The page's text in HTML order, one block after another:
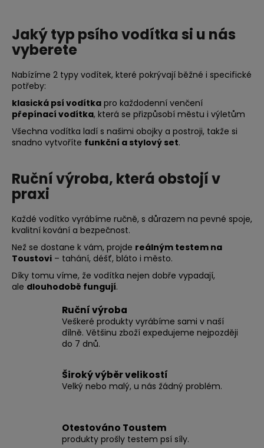
Jaký typ psího vodítka si u nás
vyberete
Nabízíme 2 typy vodítek, které pokrývají běžné i specifické
potřeby:
klasická psí vodítka pro každodenní venčení
přepínací vodítka, která se přizpůsobí městu i výletům
Všechna vodítka ladí s našimi obojky a postroji, takže si
snadno vytvoříte funkční a stylový set.
Ruční výroba, která obstojí v
praxi
Každé vodítko vyrábíme ručně, s důrazem na pevné spoje,
kvalitní kování a bezpečnost.
Než se dostane k vám, projde reálným testem na
Toustovi – tahání, déšť, bláto i město.
Díky tomu víme, že vodítka nejen dobře vypadají,
ale dlouhodobě fungují.
Ruční výroba
Veškeré produkty vyrábíme sami v naší
dílně. Většinu zboží expedujeme nejpozději
do 7 dnů.
Široký výběr velikostí
Velký nebo malý, u nás žádný problém.
Otestováno Toustem
produkty prošly testem psí síly.